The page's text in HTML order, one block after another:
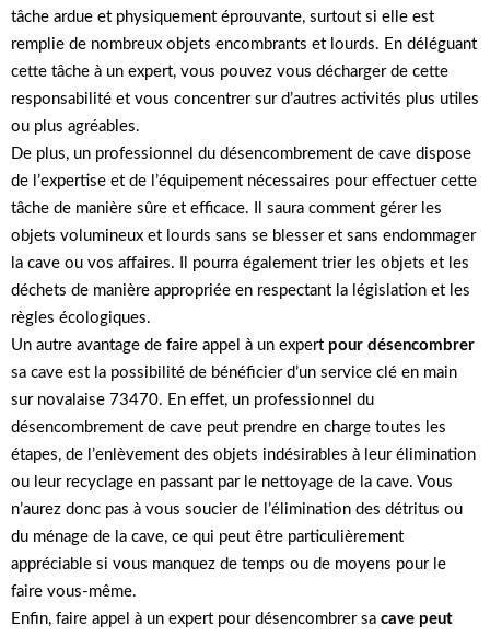
tâche ardue et physiquement éprouvante, surtout si elle est
remplie de nombreux objets encombrants et lourds. En déléguant
cette tâche à un expert, vous pouvez vous décharger de cette
responsabilité et vous concentrer sur d’autres activités plus utiles
ou plus agréables.
De plus, un professionnel du désencombrement de cave dispose
de l’expertise et de l’équipement nécessaires pour effectuer cette
tâche de manière sûre et efficace. Il saura comment gérer les
objets volumineux et lourds sans se blesser et sans endommager
la cave ou vos affaires. Il pourra également trier les objets et les
déchets de manière appropriée en respectant la législation et les
règles écologiques.
Un autre avantage de faire appel à un expert pour désencombrer
sa cave est la possibilité de bénéficier d’un service clé en main
sur novalaise 73470. En effet, un professionnel du
désencombrement de cave peut prendre en charge toutes les
étapes, de l’enlèvement des objets indésirables à leur élimination
ou leur recyclage en passant par le nettoyage de la cave. Vous
n’aurez donc pas à vous soucier de l’élimination des détritus ou
du ménage de la cave, ce qui peut être particulièrement
appréciable si vous manquez de temps ou de moyens pour le
faire vous-même.
Enfin, faire appel à un expert pour désencombrer sa cave peut